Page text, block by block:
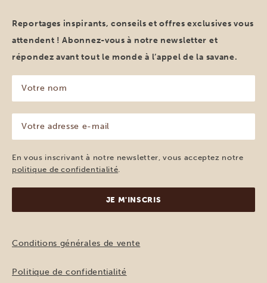
Reportages inspirants, conseils et offres exclusives vous
attendent ! Abonnez-vous à notre newsletter et
répondez avant tout le monde à l’appel de la savane.
nom
(Nécessaire)
adresse
e-
mail
(Nécessaire)
En vous inscrivant à notre newsletter, vous acceptez notre
politique de confidentialité
Conditions générales de vente
Politique de confidentialité